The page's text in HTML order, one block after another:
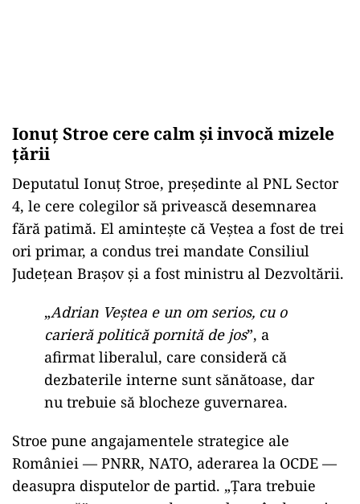
Ionuț Stroe cere calm și invocă mizele
țării
Deputatul Ionuț Stroe, președinte al PNL Sector
4, le cere colegilor să privească desemnarea
fără patimă. El amintește că Veștea a fost de trei
ori primar, a condus trei mandate Consiliul
Județean Brașov și a fost ministru al Dezvoltării.
„Adrian Veștea e un om serios, cu o
carieră politică pornită de jos”, a
afirmat liberalul, care consideră că
dezbaterile interne sunt sănătoase, dar
nu trebuie să blocheze guvernarea.
Stroe pune angajamentele strategice ale
României — PNRR, NATO, aderarea la OCDE —
deasupra disputelor de partid. „Țara trebuie